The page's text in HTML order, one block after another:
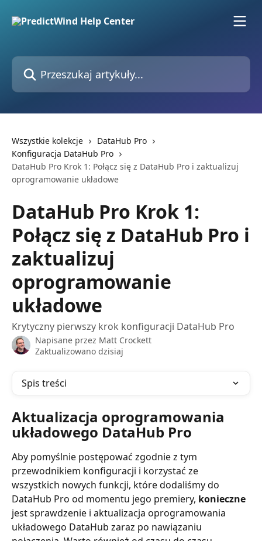
Przeszukaj artykuły...
Wszystkie kolekcje
DataHub Pro
Konfiguracja DataHub Pro
DataHub Pro Krok 1: Połącz się z DataHub Pro i zaktualizuj
oprogramowanie układowe
DataHub Pro Krok 1:
Połącz się z DataHub Pro i
zaktualizuj
oprogramowanie
układowe
Krytyczny pierwszy krok konfiguracji DataHub Pro
Napisane przez Matt Crockett
Zaktualizowano dzisiaj
Spis treści
Aktualizacja oprogramowania
układowego DataHub Pro
Aby pomyślnie postępować zgodnie z tym
przewodnikiem konfiguracji i korzystać ze
wszystkich nowych funkcji, które dodaliśmy do
DataHub Pro od momentu jego premiery, konieczne
jest sprawdzenie i aktualizacja oprogramowania
układowego DataHub zaraz po nawiązaniu